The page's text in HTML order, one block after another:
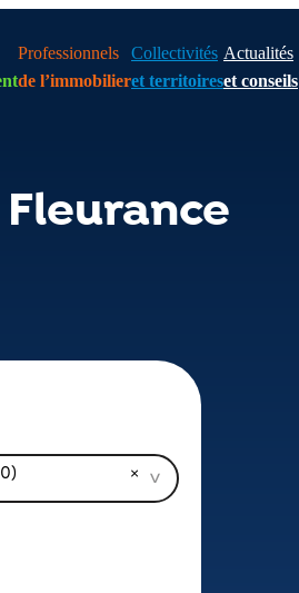
Professionnels
de l’immobilier
Collectivités
et territoires
Actualités
et conseils